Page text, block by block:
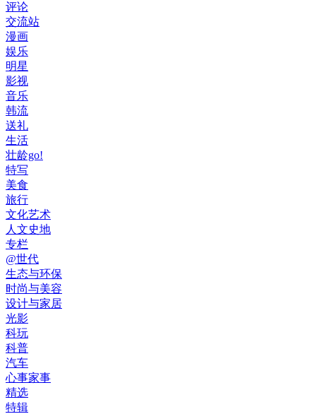
评论
交流站
漫画
娱乐
明星
影视
音乐
韩流
送礼
生活
壮龄go!
特写
美食
旅行
文化艺术
人文史地
专栏
@世代
生态与环保
时尚与美容
设计与家居
光影
科玩
科普
汽车
心事家事
精选
特辑